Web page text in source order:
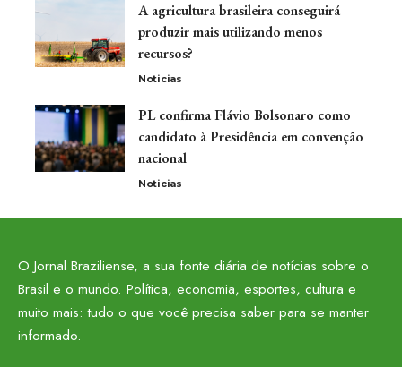
A agricultura brasileira conseguirá
produzir mais utilizando menos
recursos?
Noticias
PL confirma Flávio Bolsonaro como
candidato à Presidência em convenção
nacional
Noticias
O Jornal Braziliense, a sua fonte diária de notícias sobre o
Brasil e o mundo. Política, economia, esportes, cultura e
muito mais: tudo o que você precisa saber para se manter
informado.